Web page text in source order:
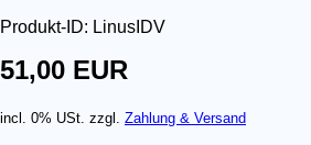
Produkt-ID: LinusIDV
51,00 EUR
incl. 0% USt. zzgl. Zahlung & Versand